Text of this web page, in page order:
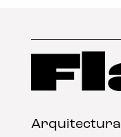
Arquitectura